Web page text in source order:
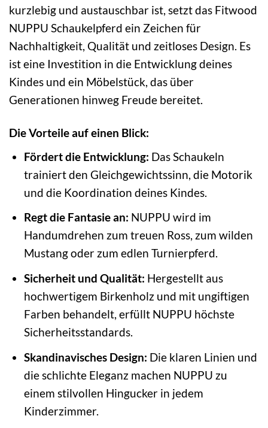
kurzlebig und austauschbar ist, setzt das Fitwood
NUPPU Schaukelpferd ein Zeichen für
Nachhaltigkeit, Qualität und zeitloses Design. Es
ist eine Investition in die Entwicklung deines
Kindes und ein Möbelstück, das über
Generationen hinweg Freude bereitet.
Die Vorteile auf einen Blick:
Fördert die Entwicklung: Das Schaukeln
trainiert den Gleichgewichtssinn, die Motorik
und die Koordination deines Kindes.
Regt die Fantasie an: NUPPU wird im
Handumdrehen zum treuen Ross, zum wilden
Mustang oder zum edlen Turnierpferd.
Sicherheit und Qualität: Hergestellt aus
hochwertigem Birkenholz und mit ungiftigen
Farben behandelt, erfüllt NUPPU höchste
Sicherheitsstandards.
Skandinavisches Design: Die klaren Linien und
die schlichte Eleganz machen NUPPU zu
einem stilvollen Hingucker in jedem
Kinderzimmer.